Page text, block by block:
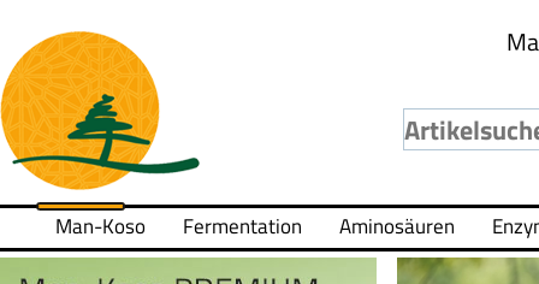
Man-Koso Fermentation Aminosäuren